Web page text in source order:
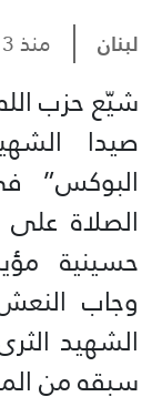
لبنان منذ 3 أشهر
شيّع حزب
صيدا
البوكس”
الصلاة
حسينية
وجاب
الشهيد
سبقه من